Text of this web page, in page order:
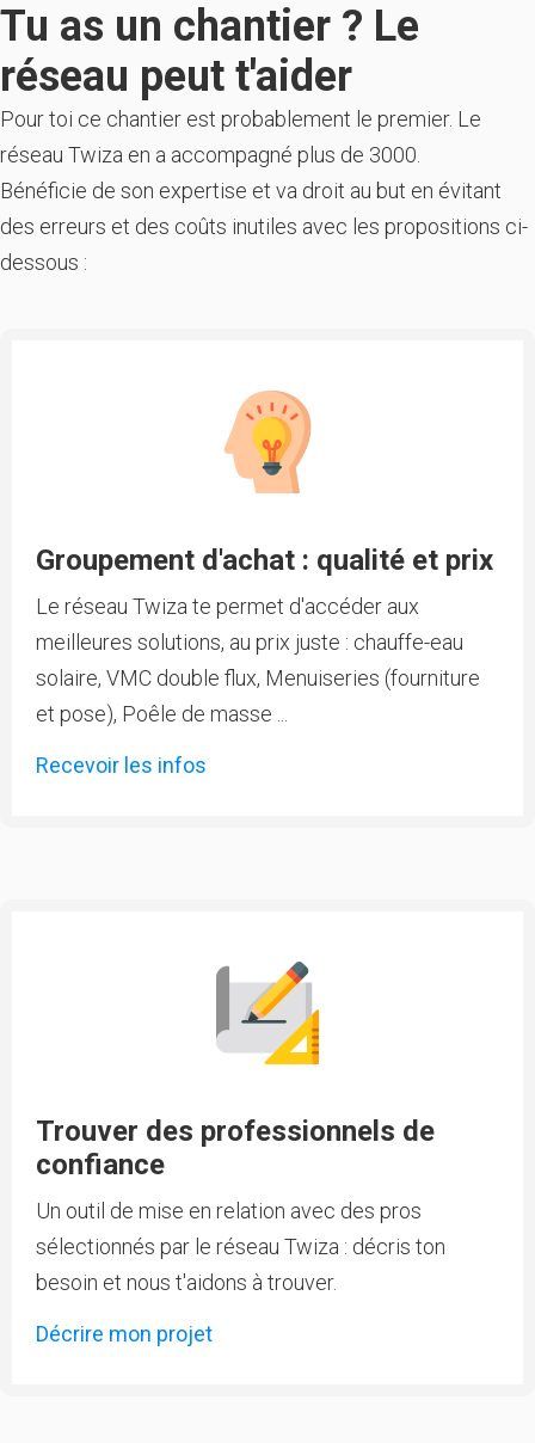
Tu as un chantier ? Le
réseau peut t'aider
Pour toi ce chantier est probablement le premier. Le
réseau Twiza en a accompagné plus de 3000.
Bénéficie de son expertise et va droit au but en évitant
des erreurs et des coûts inutiles avec les propositions ci-
dessous :
Groupement d'achat : qualité et prix
Le réseau Twiza te permet d'accéder aux
meilleures solutions, au prix juste : chauffe-eau
solaire, VMC double flux, Menuiseries (fourniture
et pose), Poêle de masse ...
Recevoir les infos
Trouver des professionnels de
confiance
Un outil de mise en relation avec des pros
sélectionnés par le réseau Twiza : décris ton
besoin et nous t'aidons à trouver.
Décrire mon projet